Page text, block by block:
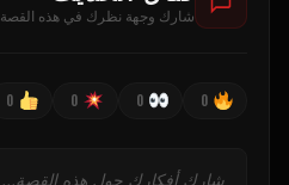
شارك وجهة نظرك في هذه القصة
0
0
0
0